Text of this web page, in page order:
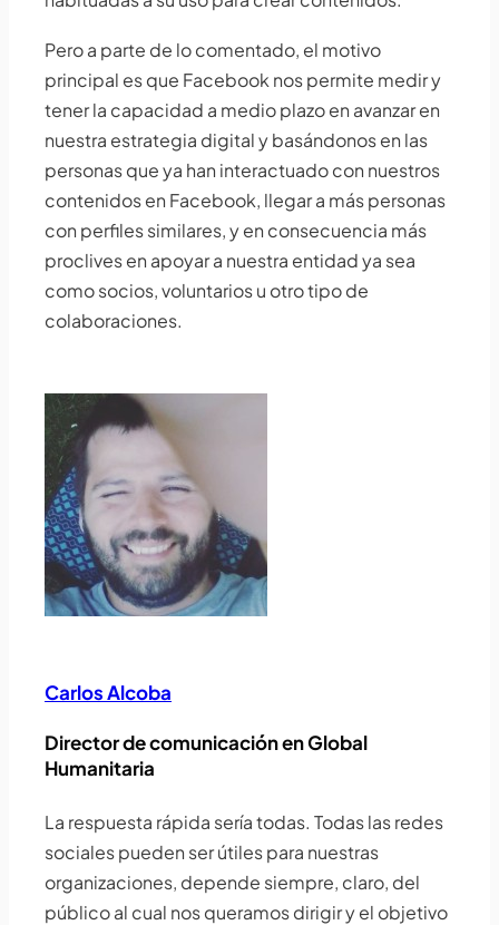
Pero a parte de lo comentado, el motivo
principal es que Facebook nos permite medir y
tener la capacidad a medio plazo en avanzar en
nuestra estrategia digital y basándonos en las
personas que ya han interactuado con nuestros
contenidos en Facebook, llegar a más personas
con perfiles similares, y en consecuencia más
proclives en apoyar a nuestra entidad ya sea
como socios, voluntarios u otro tipo de
colaboraciones.
Carlos Alcoba
Director de comunicación en Global
Humanitaria
La respuesta rápida sería todas. Todas las redes
sociales pueden ser útiles para nuestras
organizaciones, depende siempre, claro, del
público al cual nos queramos dirigir y el objetivo